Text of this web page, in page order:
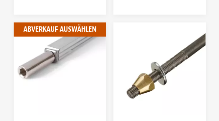
ABVERKAUF AUSWÄHLEN